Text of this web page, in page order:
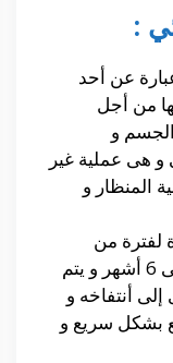
:
عن أحد
من أجل
و
هى عملية غير
المنظار و
لفترة من
الوقت و التى تصل إلى حوالى 6 أشهر و يتم
أنتفاخه و
بشكل سريع و